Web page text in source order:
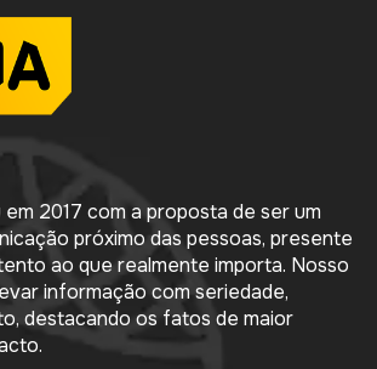
2017 com a proposta de ser um
próximo das pessoas, presente
ao que realmente importa. Nosso
informação com seriedade,
destacando os fatos de maior